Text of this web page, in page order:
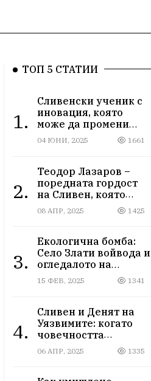
ТОП 5 СТАТИИ
1.
Сливенски ученик с
иновация, която
може да промени
света!
04 ЮНИ, 2025 1661
2.
Теодор Лазаров –
поредната гордост
на Сливен, която
лети към бъдещето
08 АПР, 2025 1425
3.
Екологична бомба:
Село Злати войвода и
огледалото на
управлението
15 ФЕВ, 2025 1341
4.
Сливен и Денят на
Уязвимите: когато
човечността
надмогва
предразсъдъците
06 АПР, 2025 1335